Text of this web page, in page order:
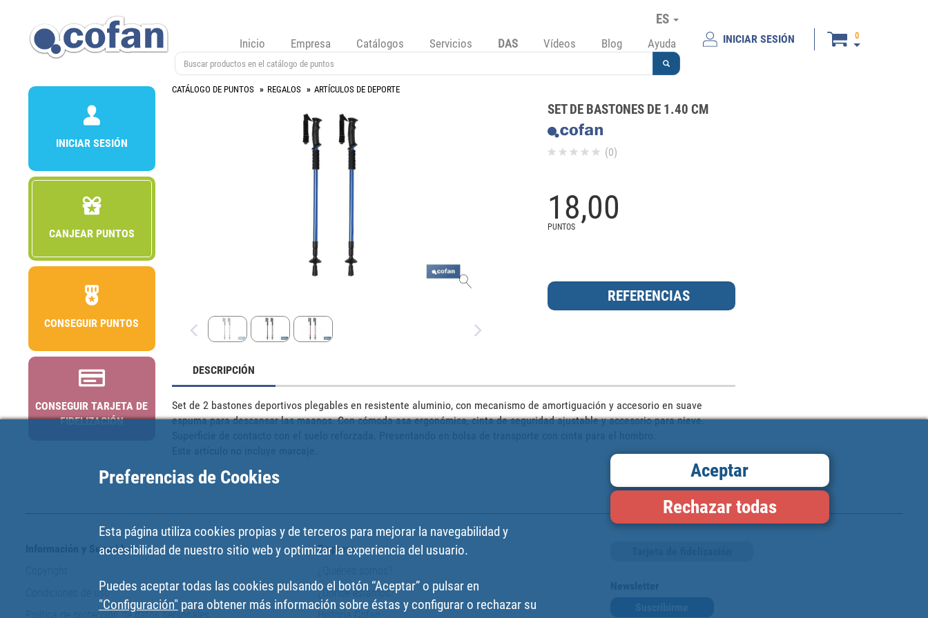
ES
Inicio Empresa Catálogos Servicios DAS Vídeos Blog Ayuda INICIAR SESIÓN 0
CATÁLOGO DE PUNTOS REGALOS ARTÍCULOS DE DEPORTE
SET DE BASTONES DE 1.40 CM
(0)
18,00
PUNTOS
DESCRIPCIÓN
Set de 2 bastones deportivos plegables en resistente aluminio, con mecanismo de amortiguación y accesorio en suave
espuma para descansar las maanos. Con cómoda asa ergonómica, cinta de seguridad ajustable y accesorio para nieve.
INICIAR SESIÓN
CANJEAR PUNTOS
CONSEGUIR PUNTOS
CONSEGUIR TARJETA DE
FIDELIZACIÓN
Información y Seguridad
Condiciones de uso
Política de protección de datos personales
Empresa
¿Dónde estamos?
Preferencias de Cookies
Esta página utiliza cookies propias y de terceros para mejorar la navegabilidad y
accesibilidad de nuestro sitio web y optimizar la experiencia del usuario.
Puedes aceptar todas las cookies pulsando el botón “Aceptar” o pulsar en
"Configuración" para obtener más información sobre éstas y configurar o rechazar su
Aceptar
Rechazar todas